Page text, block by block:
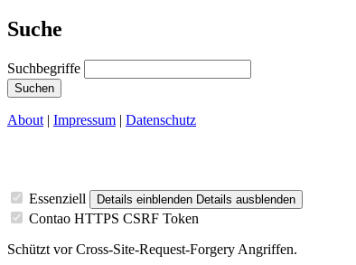
Suche
Suchbegriffe
Suchen
About | Impressum | Datenschutz
Essenziell Details einblenden Details ausblenden
Contao HTTPS CSRF Token
Schützt vor Cross-Site-Request-Forgery Angriffen.